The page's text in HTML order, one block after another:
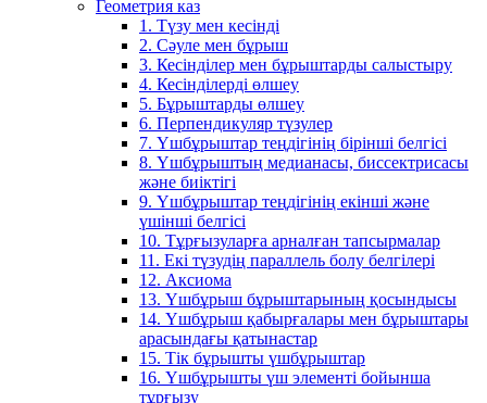
Геометрия каз
1. Түзу мен кесінді
2. Сәуле мен бұрыш
3. Кесінділер мен бұрыштарды салыстыру
4. Кесінділерді өлшеу
5. Бұрыштарды өлшеу
6. Перпендикуляр түзулер
7. Үшбұрыштар теңдігінің бірінші белгісі
8. Үшбұрыштың медианасы, биссектрисасы
және биіктігі
9. Үшбұрыштар теңдігінің екінші және
үшінші белгісі
10. Тұрғызуларға арналған тапсырмалар
11. Екі түзудің параллель болу белгілері
12. Аксиома
13. Үшбұрыш бұрыштарының қосындысы
14. Үшбұрыш қабырғалары мен бұрыштары
арасындағы қатынастар
15. Тік бұрышты үшбұрыштар
16. Үшбұрышты үш элементі бойынша
тұрғызу